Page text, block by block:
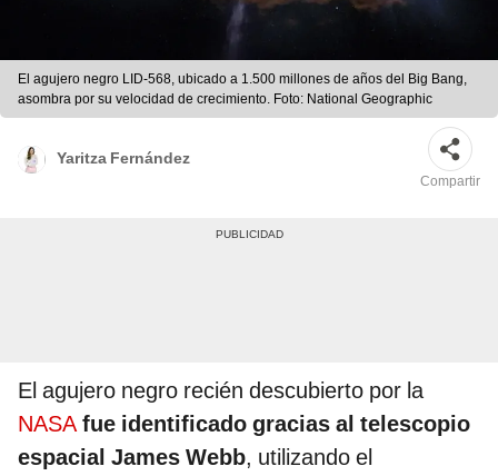
El agujero negro LID-568, ubicado a 1.500 millones de años del Big Bang,
asombra por su velocidad de crecimiento. Foto: National Geographic
Yaritza Fernández
Compartir
El agujero negro recién descubierto por la
NASA fue identificado gracias al telescopio
espacial James Webb, utilizando el